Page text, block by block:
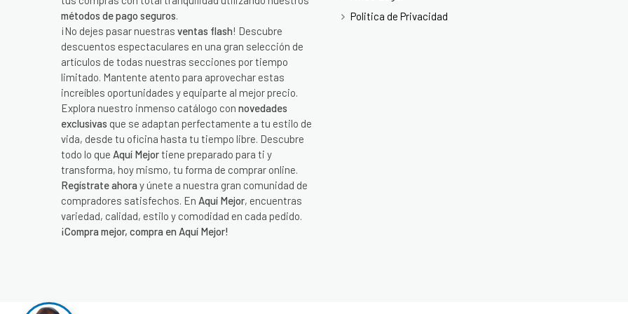
métodos de pago seguros.
¡No dejes pasar nuestras ventas flash! Descubre
descuentos espectaculares en una gran selección de
artículos de todas nuestras secciones por tiempo
limitado. Mantente atento para aprovechar estas
increíbles oportunidades y equiparte al mejor precio.
Explora nuestro inmenso catálogo con novedades
exclusivas que se adaptan perfectamente a tu estilo de
vida, desde tu oficina hasta tu tiempo libre. Descubre
todo lo que Aquí Mejortiene preparado para ti y
transforma, hoy mismo, tu forma de comprar online.
Regístrate ahora y únete a nuestra gran comunidad de
compradores satisfechos. En Aquí Mejor, encuentras
variedad, calidad, estilo y comodidad en cada pedido.
¡Compra mejor, compra en Aquí Mejor!
Politica de Privacidad